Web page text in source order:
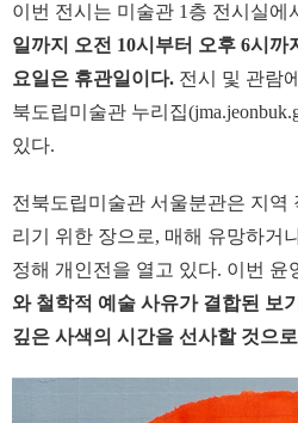
이번 전시는 미술관 1층 전시실에
일까지 오전 10시부터 오후 6시까
요일은 휴관일이다. 전시 및 관람
북도립미술관 누리집
있다.
전북도립미술관 서울분관은 지역
리기 위한 장으로, 매해 유망하거
정해 개인전을 열고 있다. 이번 윤
와 철학적 예술 사유가 결합된 보
깊은 사색의 시간을 선사할 것으